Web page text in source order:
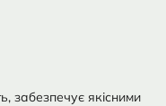
забезпечує якісними